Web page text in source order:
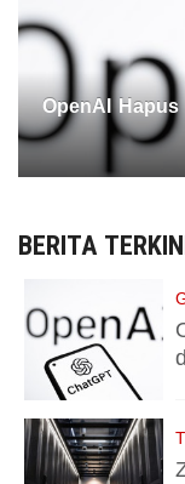
OpenAI
BERITA